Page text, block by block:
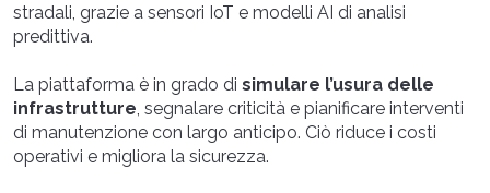
stradali, grazie a sensori IoT e modelli AI di analisi
predittiva.
La piattaforma è in grado di simulare l’usura delle
infrastrutture, segnalare criticità e pianificare interventi
di manutenzione con largo anticipo. Ciò riduce i costi
operativi e migliora la sicurezza.